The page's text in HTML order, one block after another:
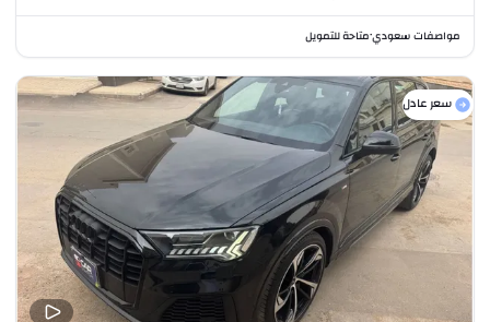
مواصفات سعودي•متاحة للتمويل
سعر عادل